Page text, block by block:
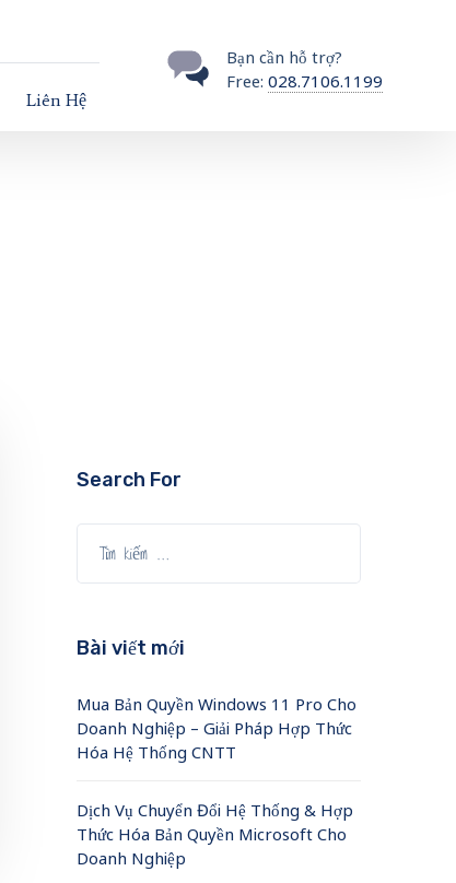
Liên Hệ
Bạn cần hỗ trợ?
Free: 028.7106.1199
Search For
Bài viết mới
Mua Bản Quyền Windows 11 Pro Cho
Doanh Nghiệp – Giải Pháp Hợp Thức
Hóa Hệ Thống CNTT
Dịch Vụ Chuyển Đổi Hệ Thống & Hợp
Thức Hóa Bản Quyền Microsoft Cho
Doanh Nghiệp